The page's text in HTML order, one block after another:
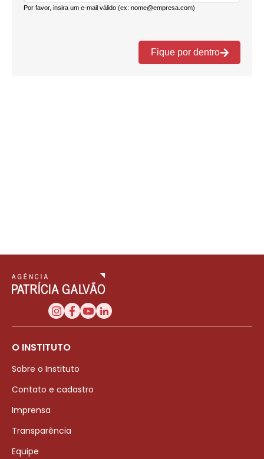
O INSTITUTO
Sobre o Instituto
Contato e cadastro
Imprensa
Transparência
Equipe